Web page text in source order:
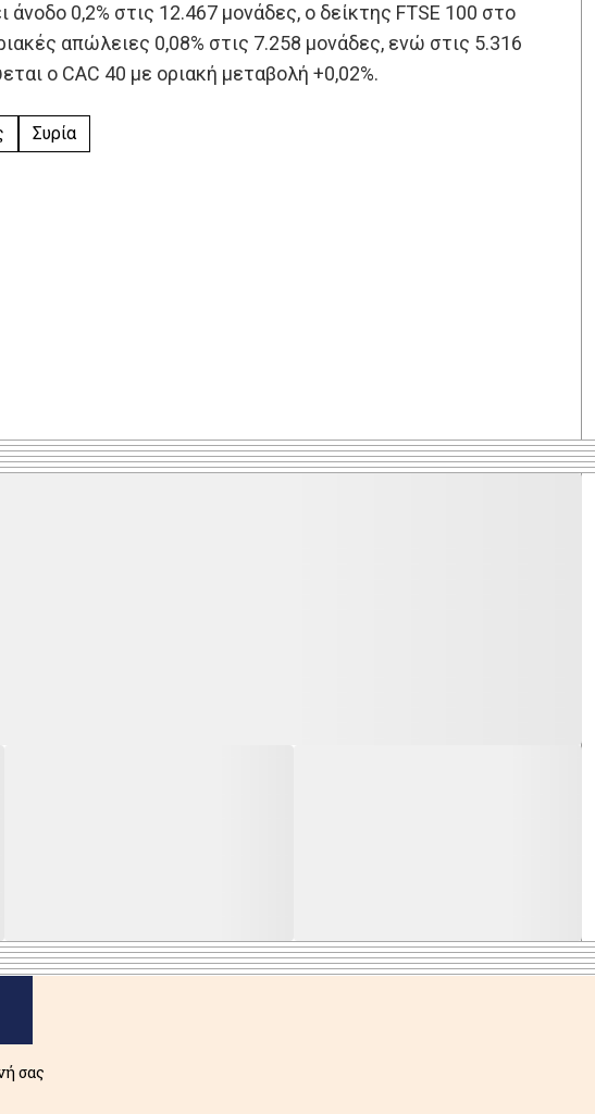
άνοδο 0,2% στις 12.467 μονάδες, ο δείκτης FTSE 100 στο
απώλειες 0,08% στις 7.258 μονάδες, ενώ στις 5.316
ο CAC 40 με οριακή μεταβολή +0,02%.
Συρία
σας